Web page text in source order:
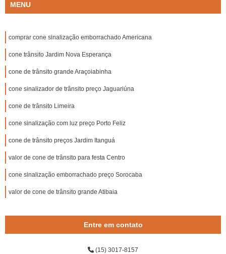
MENU
comprar cone sinalização emborrachado Americana
cone trânsito Jardim Nova Esperança
cone de trânsito grande Araçoiabinha
cone sinalizador de trânsito preço Jaguariúna
cone de trânsito Limeira
cone sinalização com luz preço Porto Feliz
cone de trânsito preços Jardim Itanguá
valor de cone de trânsito para festa Centro
cone sinalização emborrachado preço Sorocaba
valor de cone de trânsito grande Atibaia
Entre em contato
(15) 3017-8157